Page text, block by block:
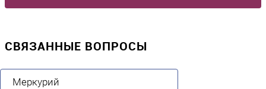
СВЯЗАННЫЕ ВОПРОСЫ
Меркурий